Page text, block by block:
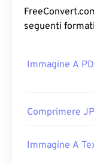
seguenti
Immagine A
Comprimere
Immagine A